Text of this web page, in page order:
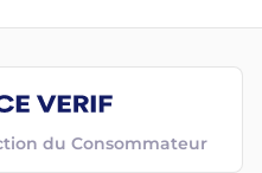
du Consommateur